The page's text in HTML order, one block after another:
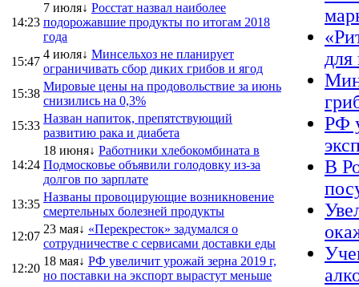
14:23
7 июля↓ Росстат назвал наиболее
подорожавшие продукты по итогам 2018
года
15:47
4 июля↓ Минсельхоз не планирует
ограничивать сбор диких грибов и ягод
15:38
Мировые цены на продовольствие за июнь
снизились на 0,3%
15:33
Назван напиток, препятствующий
развитию рака и диабета
14:24
18 июня↓ Работники хлебокомбината в
Подмосковье объявили голодовку из-за
долгов по зарплате
13:35
Названы провоцирующие возникновение
смертельных болезней продукты
12:07
23 мая↓ «Перекресток» задумался о
сотрудничестве с сервисами доставки еды
12:20
18 мая↓ РФ увеличит урожай зерна 2019 г,
но поставки на экспорт вырастут меньше
для
РФ
В